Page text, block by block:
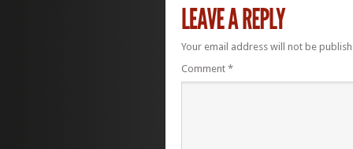
Your email address will not be
Comment *